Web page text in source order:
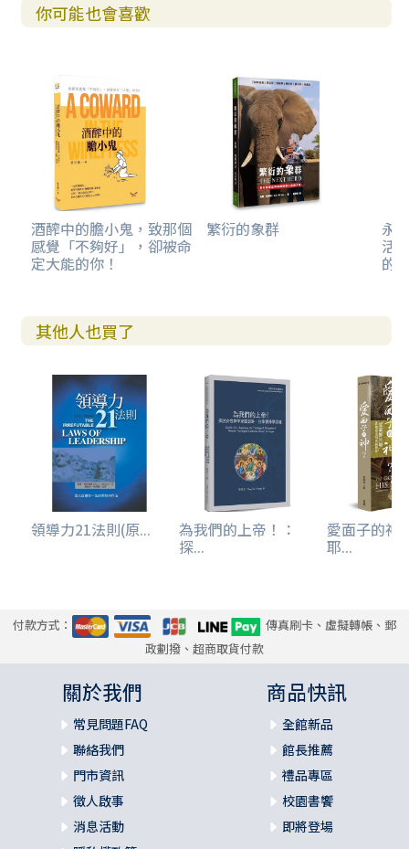
你可能也會喜歡
酒醡中的膽小鬼，致那個
感覺「不夠好」，卻被命
定大能的你！
繁衍的象群 永
活
的
其他人也買了
領導力21法則(原... 為我們的上帝！：
探...
愛面子的神
耶...
付款方式：
傳真刷卡、虛擬轉帳、郵
政劃撥、超商取貨付款
關於我們
常見問題FAQ
聯絡我們
門市資訊
徵人啟事
消息活動
商品快訊
全館新品
館長推薦
禮品專區
校園書饗
即將登場